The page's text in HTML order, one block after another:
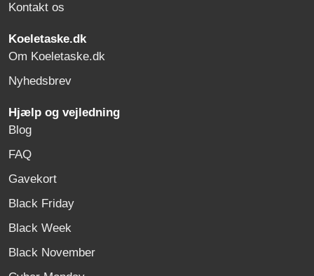
Kontakt os
Koeletaske.dk
Om Koeletaske.dk
Nyhedsbrev
Hjælp og vejledning
Blog
FAQ
Gavekort
Black Friday
Black Week
Black November